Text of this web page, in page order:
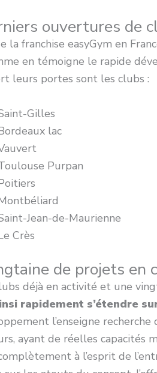
ouvertures de
la franchise easyGym en
en témoigne le rapide
leurs portes sont les clubs :
Gilles
lac
Purpan
Jean-de-Maurienne
Crès
de projets en
déjà en activité et une
rapidement s’étendre
l’enseigne
ayant de réelles capacités
à l’esprit de